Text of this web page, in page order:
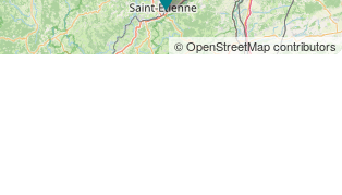
© OpenStreetMap contributors